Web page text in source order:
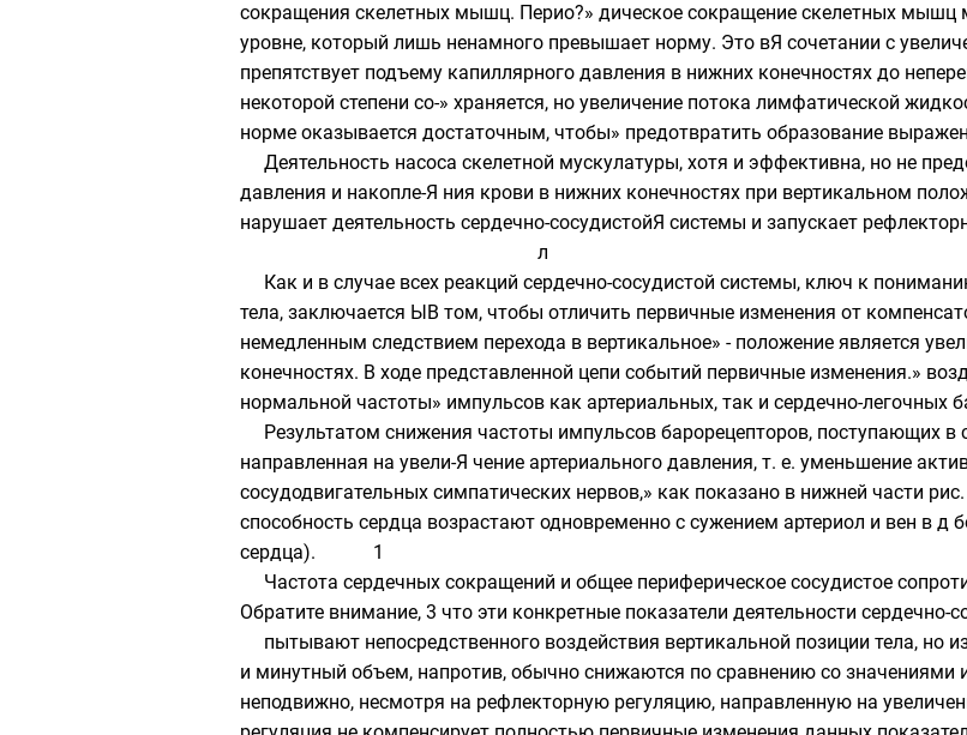
сокращения скелетных мышц. Перио?» дическое сокращение скелетных мышц
уровне, который лишь ненамного превышает норму. Это вЯ сочетании с
препятствует подъему капиллярного давления в нижних конечностях до
некоторой степени со-» храняется, но увеличение потока лимфатической
норме оказывается достаточным, чтобы» предотвратить образование
Деятельность насоса скелетной мускулатуры, хотя и эффективна, но не
давления и накопле-Я ния крови в нижних конечностях при вертикальном
нарушает деятельность сердечно-сосудистойЯ системы и запускает
л
Как и в случае всех реакций сердечно-сосудистой системы, ключ к
тела, заключается ЫВ том, чтобы отличить первичные изменения от
немедленным следствием перехода в вертикальное» - положение является
конечностях. В ходе представленной цепи событий первичные изменения.»
нормальной частоты» импульсов как артериальных, так и сердечно-
Результатом снижения частоты импульсов барорецепторов, поступающих в
направленная на увели-Я чение артериального давления, т. е. уменьшение
сосудодвигательных симпатических нервов,» как показано в нижней части
способность сердца возрастают одновременно с сужением артериол и вен в д
сердца). 1
Частота сердечных сокращений и общее периферическое сосудистое
Обратите внимание, 3 что эти конкретные показатели деятельности сердечно-
пытывают непосредственного воздействия вертикальной позиции тела,
и минутный объем, напротив, обычно снижаются по сравнению со значениями
неподвижно, несмотря на рефлекторную регуляцию, направленную на